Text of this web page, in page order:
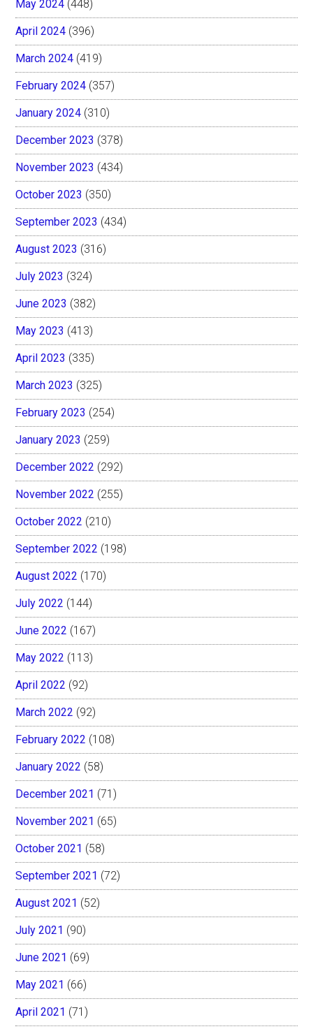
May 2024 (448)
April 2024 (396)
March 2024 (419)
February 2024 (357)
January 2024 (310)
December 2023 (378)
November 2023 (434)
October 2023 (350)
September 2023 (434)
August 2023 (316)
July 2023 (324)
June 2023 (382)
May 2023 (413)
April 2023 (335)
March 2023 (325)
February 2023 (254)
January 2023 (259)
December 2022 (292)
November 2022 (255)
October 2022 (210)
September 2022 (198)
August 2022 (170)
July 2022 (144)
June 2022 (167)
May 2022 (113)
April 2022 (92)
March 2022 (92)
February 2022 (108)
January 2022 (58)
December 2021 (71)
November 2021 (65)
October 2021 (58)
September 2021 (72)
August 2021 (52)
July 2021 (90)
June 2021 (69)
May 2021 (66)
April 2021 (71)